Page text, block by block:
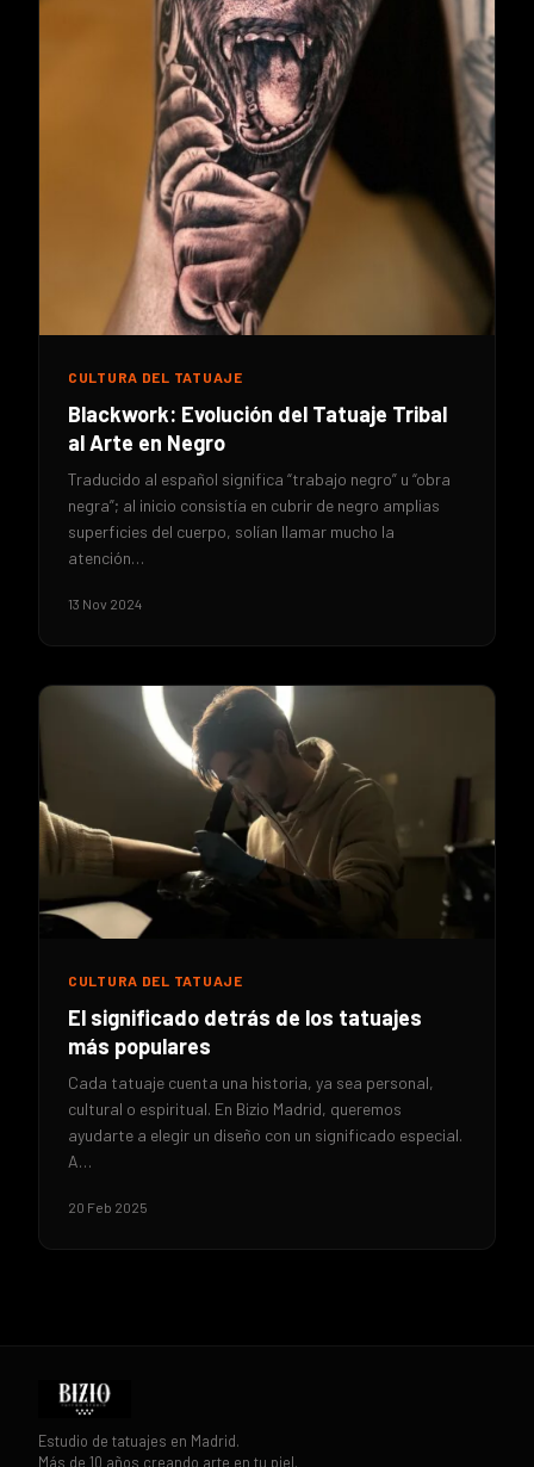
CULTURA DEL TATUAJE
Blackwork: Evolución del Tatuaje Tribal
al Arte en Negro
Traducido al español significa “trabajo negro” u “obra
negra”; al inicio consistía en cubrir de negro amplias
superficies del cuerpo, solían llamar mucho la
atención…
13 Nov 2024
CULTURA DEL TATUAJE
El significado detrás de los tatuajes
más populares
Cada tatuaje cuenta una historia, ya sea personal,
cultural o espiritual. En Bizio Madrid, queremos
ayudarte a elegir un diseño con un significado especial.
A…
20 Feb 2025
Estudio de tatuajes en Madrid.
Más de 10 años creando arte en tu piel.